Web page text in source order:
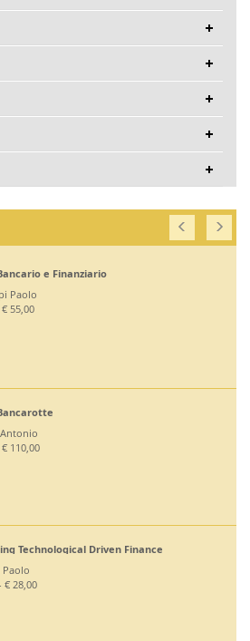
e Finanziario
Paolo
55,00
110,00
Technological Driven Finance
Paolo
€ 28,00